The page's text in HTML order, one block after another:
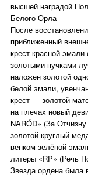
высшей наградой
Белого Орла
После
приближенный
крест красной
золотыми пучками
наложен золотой
белой эмали,
крест — золотой
на плечах новый
NARÓD» (За
золотой круглый
венком зелёной
литеры «RP» (Речь
Звезда ордена была